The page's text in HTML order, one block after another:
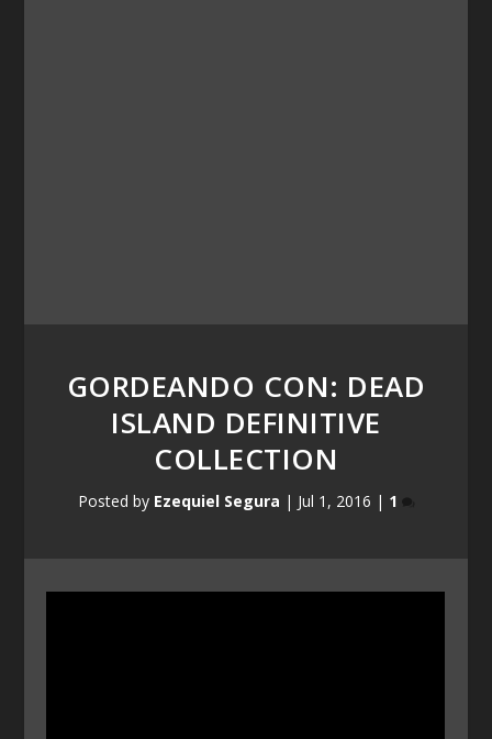
GORDEANDO CON: DEAD
ISLAND DEFINITIVE
COLLECTION
Posted by Ezequiel Segura | Jul 1, 2016 | 1